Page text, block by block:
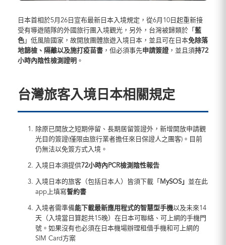
日本首相於5月26日宣布最新日本入境規定，從6月10日起重新接
受有導遊隨隊的外國旅行團入境觀光，另外，台灣被歸類於「 藍
色 」低風險國家，故開放團體旅遊入境日本，並且可在日本免除落
地篩檢、隔離以及施打疫苗書 ，但必須事先申請簽證，並且須持72
小時內陰性檢測證明 。
台灣旅客入境日本相關規定
除原已開放之短期停留、長期居留簽證外，新增開放申請觀
光目的簽證(僅限由旅行業者擔任來日保證人之團客)。目前
仍無法以免簽方式入境。
入境日本須提供72小時內PCR檢測陰性報告
入境日本的旅客（包括日本人）皆須下載「 MySOS」 並在此
app上填寫誓約書
入境者需準備能下載最新應用程式的智慧型手機以及未來14
天（入境當日算起共15晚）在日本可聯絡、可上網的手機門
號。如果沒有也必須在日本機場辦理租借手機和可上網的
SIM Card方案